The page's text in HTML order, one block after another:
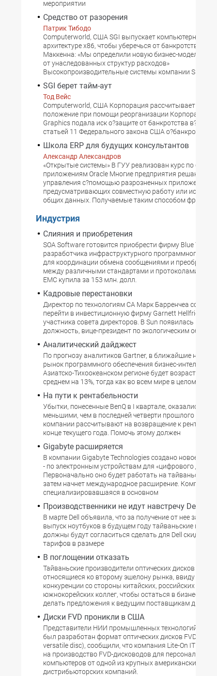
мероприятии
Средство от разорения
Патрик Тибодо
Computerworld, США SGI выпускает компьютерные
архитектуре x86, чтобы уберечься от банкротства
Маккенна: «Мы определили новую бизнес-модель и
от унаследованных структур расходов»
Высокопроизводительные системы компании SGI,
SGI берет тайм-аут
Тод Вейс
Computerworld, США Корпорация рассчитывает
положение при помощи реорганизации Корпорация
Graphics подала иск о?защите от банкротства
статьей 11 Федерального закона США о?банкротстве.
Школа ERP для будущих консультантов
Александр Александров
«Открытые системы» В ГУУ реализован курс по
приложениям Oracle Многие предприятия решают
управления с?помощью разрозненных приложений,
предусматривающих совместную работу или
общих данных. Получаемые таким способом
Индустрия
Слияния и приобретения
SOA Software готовится приобрести фирму Blue Titan
разработчика инфраструктурного программного
для координации обмена сообщениями и
между различными стандартами и протоколами
EMC купила за 153 млн. долл.
Кадровые перестановки
Директор по технологиям CA Марк Барренчеа
перейти в инвестиционную фирму Garnett Hellfrich на
участника совета директоров. В Sun появилась новая
должность, вице-президент по экологическим
Аналитический дайджест
По прогнозу аналитиков Gartner, в ближайшие
рынок программного обеспечения бизнес-интеллекта
Азиатско-Тихоокеанском регионе будет возрастать
среднем на 13%, тогда как во всем мире в целом
На пути к рентабельности
Убытки, понесенные BenQ в I квартале, оказались
меньшими, чем в последней четверти прошлого года,
компании рассчитывают на возвращение к
конце текущего года. Помочь этому должен
Gigabyte расширяется
В компании Gigabyte Technologies создано новое
- по электронным устройствам для «цифрового дома».
Первоначально оно будет работать на тайваньском
затем начнет международное расширение. Компания,
специализировавшаяся в основном
Производственники не идут навстречу Dell
В марте Dell объявила, что за получение от нее
выпуск ноутбуков в будущем году тайваньские
должны будут согласиться сделать для Dell скидку со
тарифов в размере
В поглощении отказать
Тайваньские производители оптических дисков с
относящиеся ко второму эшелону рынка, ввиду
конкуренции со стороны китайских, российских и
южнокорейских коллег, чтобы остаться в бизнесе,
делать предложения к ведущим поставщикам дисков
Диски FVD проникли в США
Представители НИИ промышленных технологий
был разработан формат оптических дисков FVD
versatile disc), сообщили, что компания Lite-On IT
на производство FVD-дисководов для персональных
компьютеров от одной из крупных американских
дистрибьюторских компаний.